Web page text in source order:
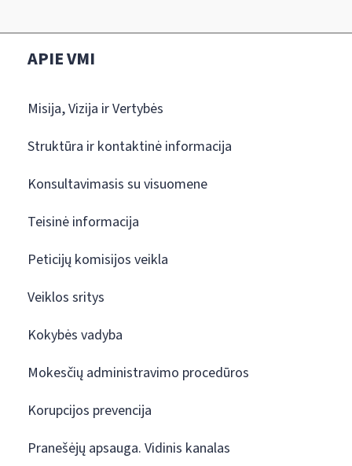
APIE VMI
Misija, Vizija ir Vertybės
Struktūra ir kontaktinė informacija
Konsultavimasis su visuomene
Teisinė informacija
Peticijų komisijos veikla
Veiklos sritys
Kokybės vadyba
Mokesčių administravimo procedūros
Korupcijos prevencija
Pranešėjų apsauga. Vidinis kanalas